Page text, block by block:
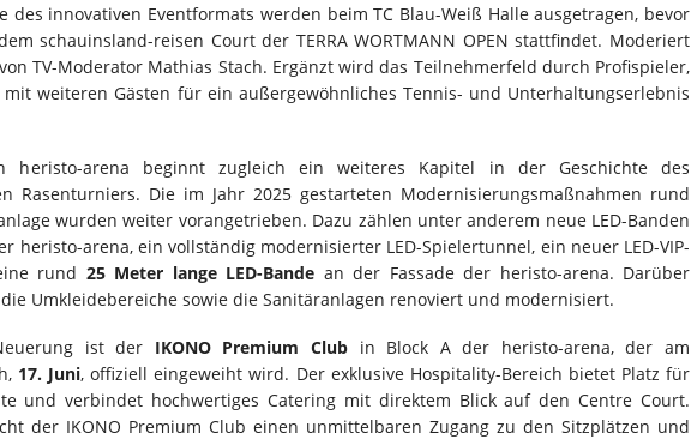
des innovativen Eventformats werden beim TC Blau-Weiß Halle ausgetragen, bevor
schauinsland-reisen Court der TERRA WORTMANN OPEN stattfindet. Moderiert
TV-Moderator Mathias Stach. Ergänzt wird das Teilnehmerfeld durch Profispieler,
weiteren Gästen für ein außergewöhnliches Tennis- und Unterhaltungserlebnis
heristo-arena beginnt zugleich ein weiteres Kapitel in der Geschichte des
Rasenturniers. Die im Jahr 2025 gestarteten Modernisierungsmaßnahmen rund
wurden weiter vorangetrieben. Dazu zählen unter anderem neue LED-Banden
heristo-arena, ein vollständig modernisierter LED-Spielertunnel, ein neuer LED-VIP-
rund 25 Meter lange LED-Bande an der Fassade der heristo-arena. Darüber
Umkleidebereiche sowie die Sanitäranlagen renoviert und modernisiert.
ist der IKONO Premium Club in Block A der heristo-arena, der am
17. Juni, offiziell eingeweiht wird. Der exklusive Hospitality-Bereich bietet Platz für
und verbindet hochwertiges Catering mit direktem Blick auf den Centre Court.
der IKONO Premium Club einen unmittelbaren Zugang zu den Sitzplätzen und